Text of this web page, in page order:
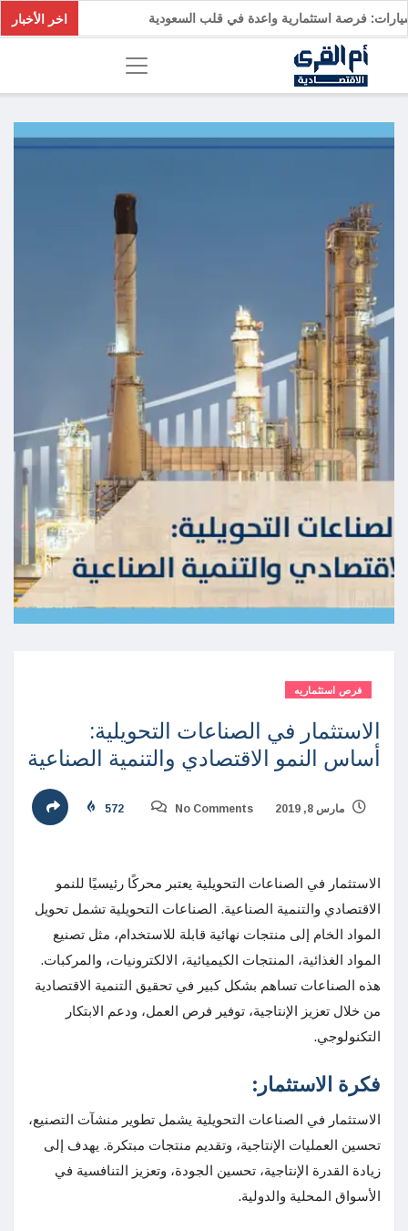
اخر الأخبار فرصة استثمارية واعدة في قلب السعودية
فرص استثماريه
الاستثمار في الصناعات التحويلية:
أساس النمو الاقتصادي والتنمية الصناعية
مارس 8, 2019 No Comments
572
الاستثمار في الصناعات التحويلية يعتبر محركًا رئيسيًا للنمو
الاقتصادي والتنمية الصناعية. الصناعات التحويلية تشمل تحويل
المواد الخام إلى منتجات نهائية قابلة للاستخدام، مثل تصنيع
المواد الغذائية، المنتجات الكيميائية، الالكترونيات، والمركبات.
هذه الصناعات تساهم بشكل كبير في تحقيق التنمية الاقتصادية
من خلال تعزيز الإنتاجية، توفير فرص العمل، ودعم الابتكار
التكنولوجي.
فكرة الاستثمار:
الاستثمار في الصناعات التحويلية يشمل تطوير منشآت التصنيع،
تحسين العمليات الإنتاجية، وتقديم منتجات مبتكرة. يهدف إلى
زيادة القدرة الإنتاجية، تحسين الجودة، وتعزيز التنافسية في
الأسواق المحلية والدولية.